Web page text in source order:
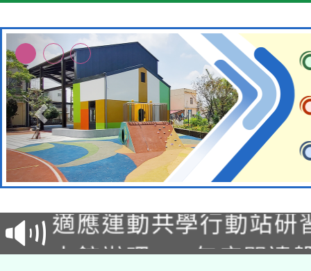
本校115學年度第2次
招甄選結果公告(無人
招)
適應運動共學行動站研
本館辦理115年度閱讀